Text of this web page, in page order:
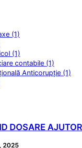
(1)
(1)
contabile (1)
Anticorupție (1)
DOSARE
2025